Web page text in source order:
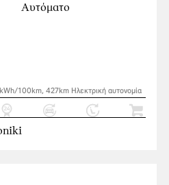
Αυτόματο
100km, 427km Ηλεκτρική αυτονομία